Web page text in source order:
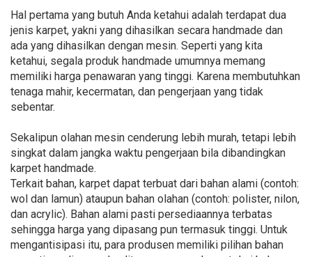
Hal pertama yang butuh Anda ketahui adalah terdapat dua
jenis karpet, yakni yang dihasilkan secara handmade dan
ada yang dihasilkan dengan mesin. Seperti yang kita
ketahui, segala produk handmade umumnya memang
memiliki harga penawaran yang tinggi. Karena membutuhkan
tenaga mahir, kecermatan, dan pengerjaan yang tidak
sebentar.
Sekalipun olahan mesin cenderung lebih murah, tetapi lebih
singkat dalam jangka waktu pengerjaan bila dibandingkan
karpet handmade.
Terkait bahan, karpet dapat terbuat dari bahan alami (contoh:
wol dan lamun) ataupun bahan olahan (contoh: polister, nilon,
dan acrylic). Bahan alami pasti persediaannya terbatas
sehingga harga yang dipasang pun termasuk tinggi. Untuk
mengantisipasi itu, para produsen memiliki pilihan bahan